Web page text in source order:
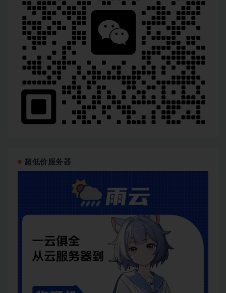
超低价服务器